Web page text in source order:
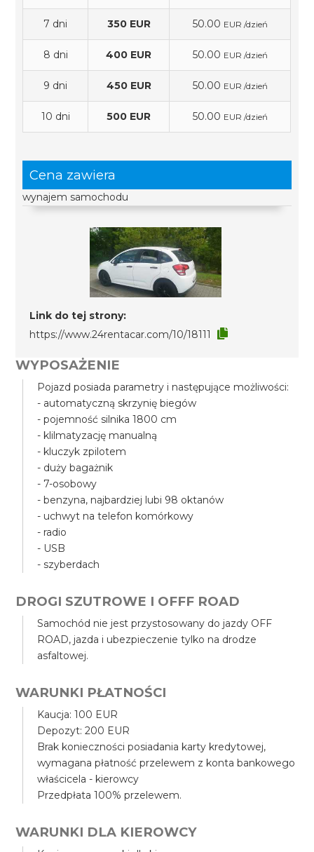
7 dni 350 EUR 50.00 EUR /dzień
8 dni 400 EUR 50.00 EUR /dzień
9 dni 450 EUR 50.00 EUR /dzień
10 dni 500 EUR 50.00 EUR /dzień
Cena zawiera
wynajem samochodu
Link do tej strony:
https://www.24rentacar.com/10/18111
WYPOSAŻENIE
Pojazd posiada parametry i następujące możliwości:
- automatyczną skrzynię biegów
- pojemność silnika 1800 cm
- klilmatyzację manualną
- kluczyk zpilotem
- duży bagażnik
- 7-osobowy
- benzyna, najbardziej lubi 98 oktanów
- uchwyt na telefon komórkowy
- radio
- USB
- szyberdach
DROGI SZUTROWE I OFFF ROAD
Samochód nie jest przystosowany do jazdy OFF
ROAD, jazda i ubezpieczenie tylko na drodze
asfaltowej.
WARUNKI PŁATNOŚCI
Kaucja: 100 EUR
Depozyt: 200 EUR
Brak konieczności posiadania karty kredytowej,
wymagana płatność przelewem z konta bankowego
właścicela - kierowcy
Przedpłata 100% przelewem.
WARUNKI DLA KIEROWCY